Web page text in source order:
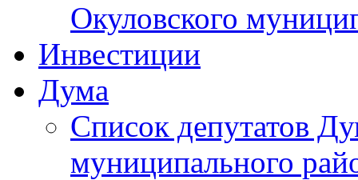
Окуловского
Инвестиции
Дума
Список депутатов
муниципального